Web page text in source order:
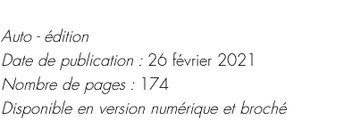
Auto - édition
Date de publication : 26 février 2021
Nombre de pages : 174
Disponible en version numérique et broché